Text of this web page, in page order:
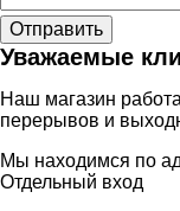
Уважаемые
Наш магазин
перерывов и
Мы находимся по
Отдельный вход